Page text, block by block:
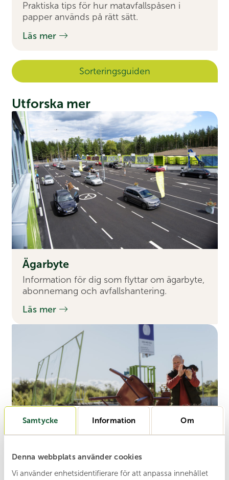
Samtycke Information Om
Denna webbplats använder cookies
Vi använder enhetsidentifierare för att anpassa innehållet
Praktiska tips för hur matavfallspåsen i
papper används på rätt sätt.
Läs mer
Sorterings­guiden
Utforska mer
Ägar­byte
Information för dig som flyttar om ägarbyte,
abonnemang och avfallshantering.
Läs mer